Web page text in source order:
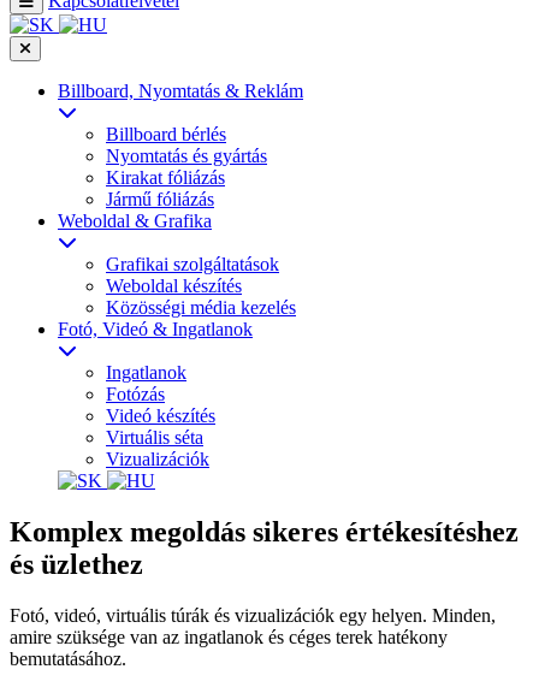
Billboard, Nyomtatás & Reklám
Billboard bérlés
Nyomtatás és gyártás
Kirakat fóliázás
Jármű fóliázás
Weboldal & Grafika
Grafikai szolgáltatások
Weboldal készítés
Közösségi média kezelés
Fotó, Videó & Ingatlanok
Ingatlanok
Fotózás
Videó készítés
Virtuális séta
Vizualizációk
Komplex megoldás sikeres értékesítéshez
és üzlethez
Fotó, videó, virtuális túrák és vizualizációk egy helyen. Minden,
amire szüksége van az ingatlanok és céges terek hatékony
bemutatásához.